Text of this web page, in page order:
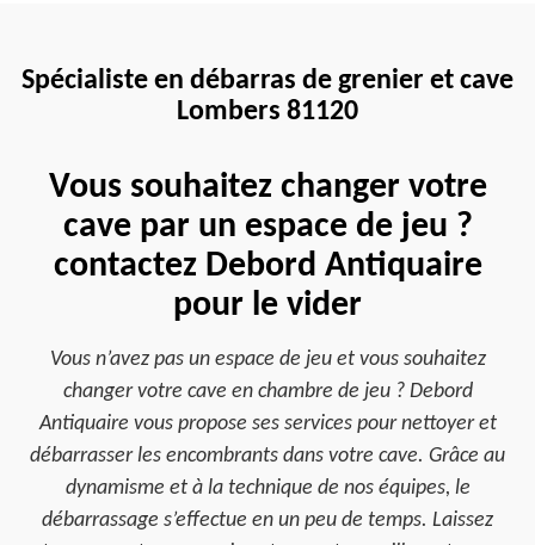
Spécialiste en débarras de grenier et cave
Lombers 81120
Vous souhaitez changer votre
cave par un espace de jeu ?
contactez Debord Antiquaire
pour le vider
Vous n’avez pas un espace de jeu et vous souhaitez
changer votre cave en chambre de jeu ? Debord
Antiquaire vous propose ses services pour nettoyer et
débarrasser les encombrants dans votre cave. Grâce au
dynamisme et à la technique de nos équipes, le
débarrassage s’effectue en un peu de temps. Laissez